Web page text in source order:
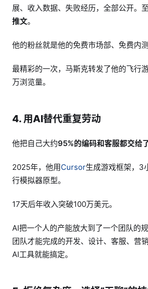
展、收入数据、失败经历，全部公开。
推文。
他的粉丝就是他的免费市场部、免费内测
最精彩的一次，马斯克转发了他的飞行
万浏览量。
4. 用AI替代重复劳动
他把自己大约95%的编码和客服都交给
2025年，他用Cursor生成游戏框架，3
行模拟器原型。
17天后年收入突破100万美元。
AI把一个人的产能放大到了一个团队的
团队才能完成的开发、设计、客服、营
AI工具就能搞定。